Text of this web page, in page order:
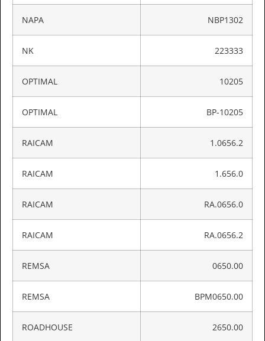
NAPA NBP1302
NK 223333
OPTIMAL 10205
OPTIMAL BP-10205
RAICAM 1.0656.2
RAICAM 1.656.0
RAICAM RA.0656.0
RAICAM RA.0656.2
REMSA 0650.00
REMSA BPM0650.00
ROADHOUSE 2650.00